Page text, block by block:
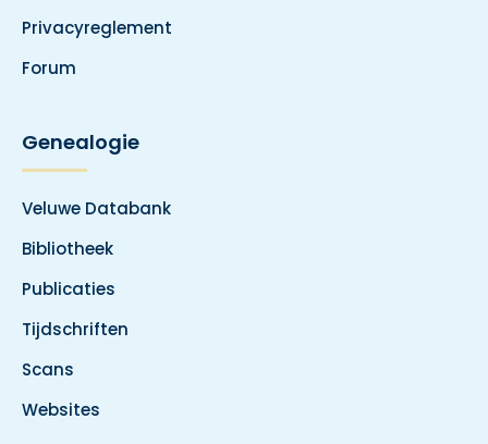
Privacyreglement
Forum
Genealogie
Veluwe Databank
Bibliotheek
Publicaties
Tijdschriften
Scans
Websites